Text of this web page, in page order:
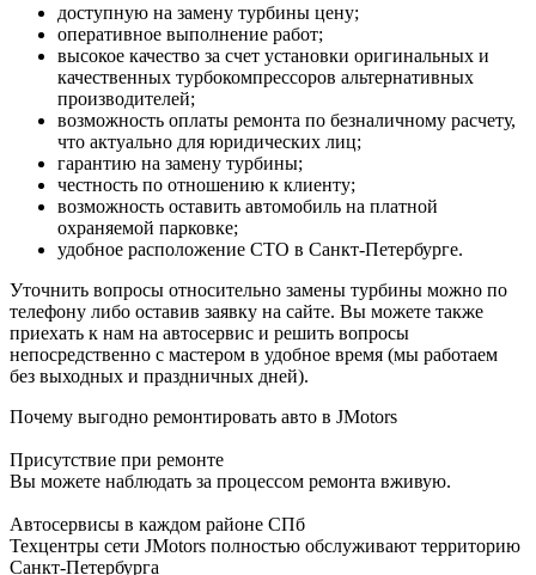
доступную на замену турбины цену;
оперативное выполнение работ;
высокое качество за счет установки оригинальных и
качественных турбокомпрессоров альтернативных
производителей;
возможность оплаты ремонта по безналичному расчету,
что актуально для юридических лиц;
гарантию на замену турбины;
честность по отношению к клиенту;
возможность оставить автомобиль на платной
охраняемой парковке;
удобное расположение СТО в Санкт-Петербурге.
Уточнить вопросы относительно замены турбины можно по
телефону либо оставив заявку на сайте. Вы можете также
приехать к нам на автосервис и решить вопросы
непосредственно с мастером в удобное время (мы работаем
без выходных и праздничных дней).
Почему выгодно ремонтировать авто в JMotors
Присутствие при ремонте
Вы можете наблюдать за процессом ремонта вживую.
Автосервисы в каждом районе СПб
Техцентры сети JMotors полностью обслуживают территорию
Санкт-Петербурга